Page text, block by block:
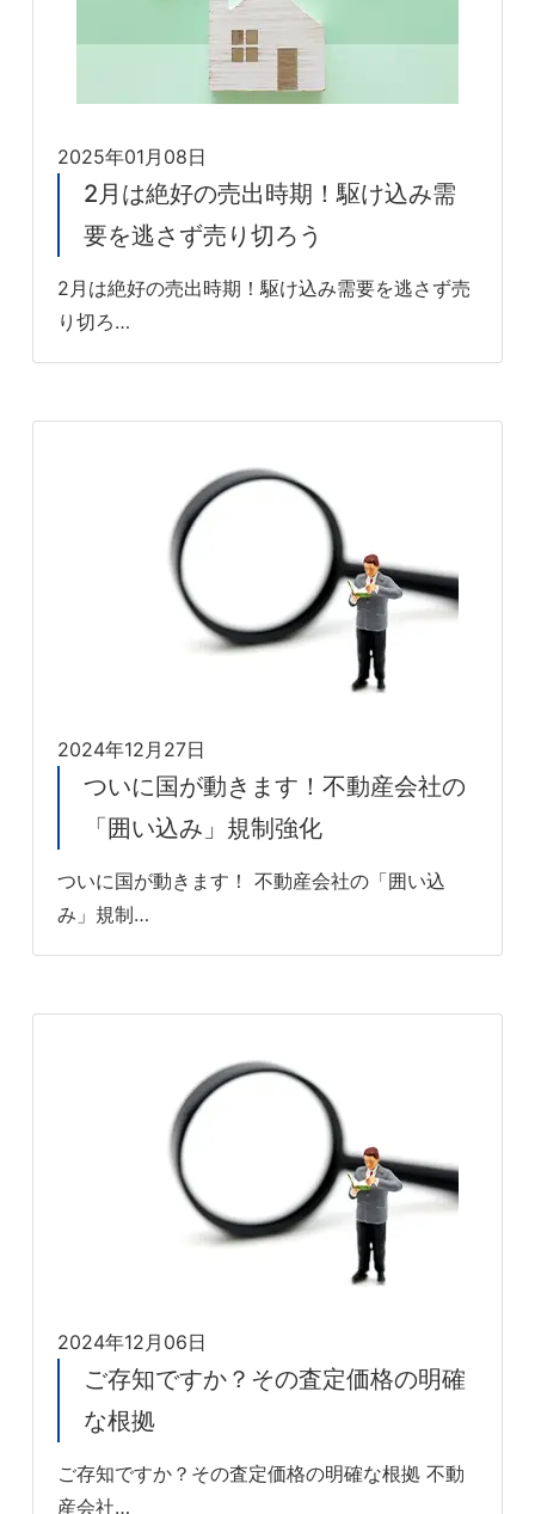
2025年01月08日
2月は絶好の売出時期！駆け込み需
要を逃さず売り切ろう
2月は絶好の売出時期！駆け込み需要を逃さず売
り切ろ…
2024年12月27日
ついに国が動きます！不動産会社の
「囲い込み」規制強化
ついに国が動きます！ 不動産会社の「囲い込
み」規制…
2024年12月06日
ご存知ですか？その査定価格の明確
な根拠
ご存知ですか？その査定価格の明確な根拠 不動
産会社…